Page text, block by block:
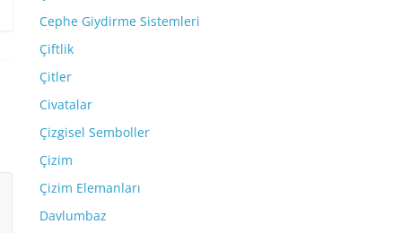
Cephe Giydirme Sistemleri
Çiftlik
Çitler
Civatalar
Çizgisel Semboller
Çizim
Çizim Elemanları
Davlumbaz